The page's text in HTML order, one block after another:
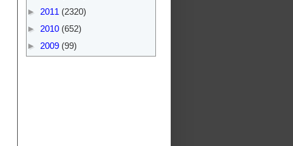
► 2011 (2320)
► 2010 (652)
► 2009 (99)